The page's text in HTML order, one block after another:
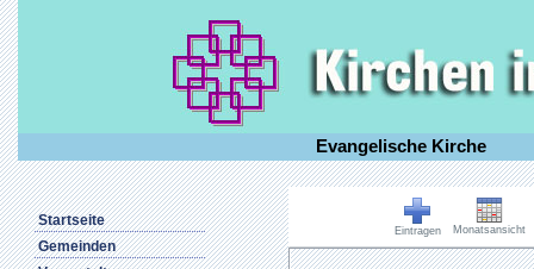
Evangelische Kirche
Startseite
Gemeinden
Eintragen Monatsansicht